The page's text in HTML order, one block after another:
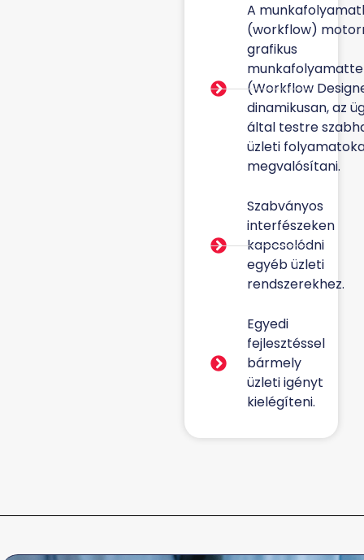
A
(workflow)
grafikus
(Workflow
dinamikusan, az
által testre
üzleti
megvalósítani.
Szabványos
interfészeken
kapcsolódni
egyéb üzleti
rendszerekhez.
Egyedi
fejlesztéssel
bármely
üzleti igényt
kielégíteni.